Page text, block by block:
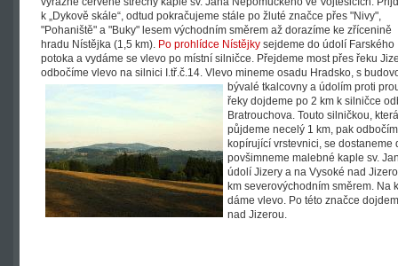
k „Dykově skále“, odtud pokračujeme stále po žluté značce přes "Nivy",
"Pohaniště" a "Buky" lesem východním směrem až dorazíme ke zřícenině
hradu Nístějka (1,5 km). Po prohlídce Nístějky sejdeme do údolí Farského
potoka a vydáme se vlevo po místní silničce. Přejdeme most přes řeku
odbočíme vlevo na silnici I.tř.č.14. Vlevo mineme osadu Hradsko, s
bývalé tkalcovny a údolím proti
řeky dojdeme po 2 km k silničce
Bratrouchova. Touto silničkou,
půjdeme necelý 1 km, pak
kopírující vrstevnici, se dostaneme
povšimneme malebné kaple sv.
údolí Jizery a na Vysoké nad
km severovýchodním směrem. Na
dáme vlevo. Po této značce
nad Jizerou.